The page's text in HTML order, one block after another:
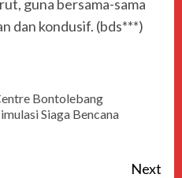
guna bersama-sama
dan kondusif. (bds***)
Bontolebang
Siaga Bencana
Next